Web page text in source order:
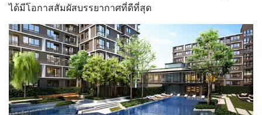
ได้มีโอกาสสัมผัสบรรยากาศที่ดีที่สุด